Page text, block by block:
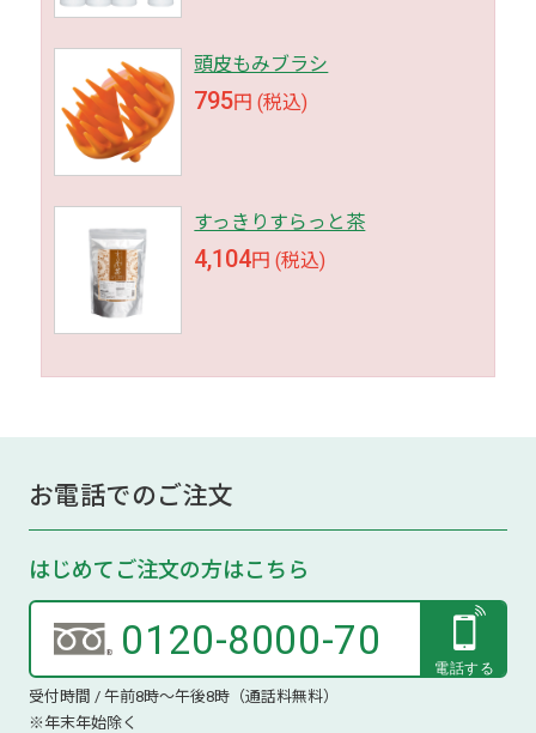
頭皮もみブラシ
795円 (税込)
すっきりすらっと茶
4,104円 (税込)
お電話でのご注文
はじめてご注文の方はこちら
0120-8000-70
受付時間 / 午前8時～午後8時（通話料無料）
※年末年始除く